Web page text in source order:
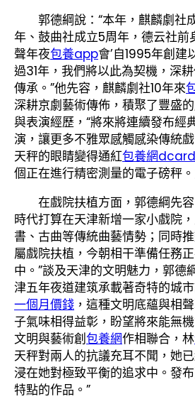
郭德綱說：“本年，麒麟劇社
年、鼓曲社成立5周年，德云社前
聲年夜包養app會’自1995年創建
過31年，我們將以此為契機，深
傳承。”他先容，麒麟劇社10年來
深耕京劇藝術傳佈，積聚了豐盛
與表演經歷，“將來將連續發布經
演，讓更多不雅眾感觸感染傳統
天秤的眼睛變得通紅包養網dcard
個正在進行精密測量的電子磅秤
在戲院扶植方面，郭德綱先
時代打算在天津新增一家小戲院
書、古曲等傳統曲藝情勢；同時
屬戲院扶植，今朝相干準備任務
中。”談及天津的文明魅力，郭德
津五年夜道建筑承載著奇特的城
一個月價錢 ，這種文明底蘊與相
子氣味相得益彰，盼望將來能無
文明與藝術創包養網作相聯合，林
天秤對兩人的抗議充耳不聞，她
浸在她對極致平衡的追求中。發
特點的作品。”